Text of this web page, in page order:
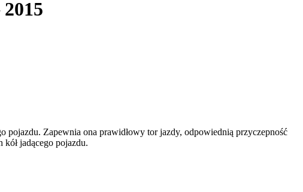
pojazdu. Zapewnia ona prawidłowy tor jazdy, odpowiednią przyczepność
jadącego pojazdu.